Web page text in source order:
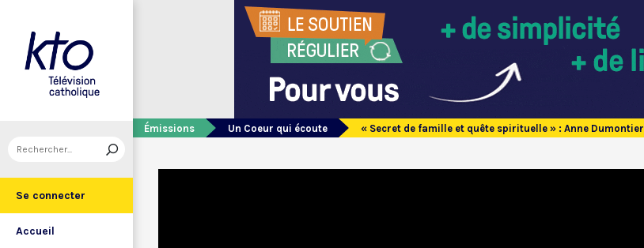
Se connecter
Accueil
Émissions Un Coeur qui écoute « Secret de famille et quête spirituelle » : Anne Dumontier